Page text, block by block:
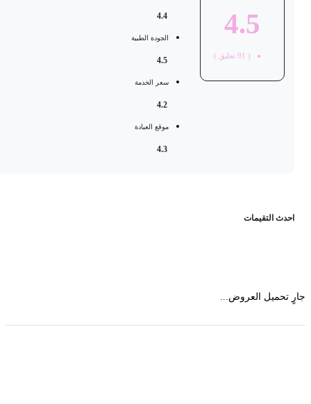
4.5
91 تعليق )
الجودة الطبية
سعر الخدمة
موقع العيادة
التقيمات
تحميل العروض...